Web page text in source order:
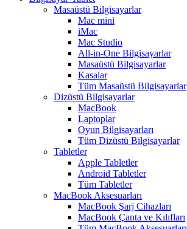
Masaüstü Bilgisayarlar
Mac mini
iMac
Mac Studio
All-in-One Bilgisayarlar
Masaüstü Bilgisayarlar
Kasalar
Tüm Masaüstü Bilgisayarlar
Dizüstü Bilgisayarlar
MacBook
Laptoplar
Oyun Bilgisayarları
Tüm Dizüstü Bilgisayarlar
Tabletler
Apple Tabletler
Android Tabletler
Tüm Tabletler
MacBook Aksesuarları
MacBook Şarj Cihazları
MacBook Çanta ve Kılıfları